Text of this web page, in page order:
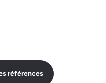
références